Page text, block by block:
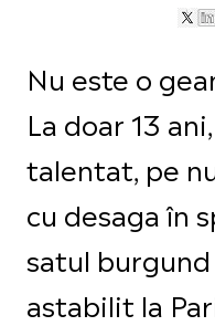
Nu este o
La doar 13
talentat, pe
cu desaga în
satul burgund
astabilit la